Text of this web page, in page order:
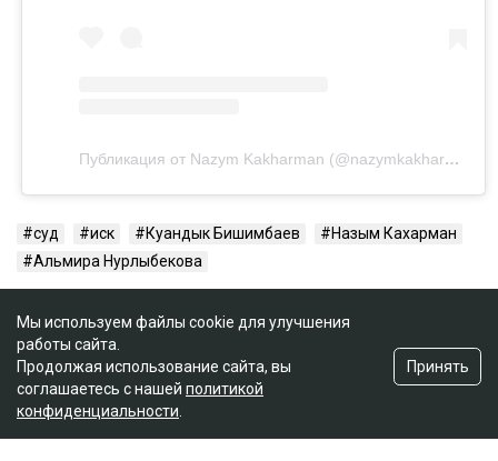
Публикация от Nazym Kakharman (@nazymkakharman)
суд иск Куандык Бишимбаев
Назым Кахарман
Альмира Нурлыбекова
Мы используем файлы cookie для улучшения
работы сайта.
Продолжая использование сайта, вы
соглашаетесь с нашей политикой
конфиденциальности
Принять